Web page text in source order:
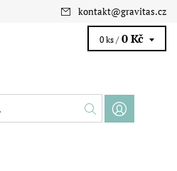
kontakt@gravitas.cz
0 ks / 0 Kč